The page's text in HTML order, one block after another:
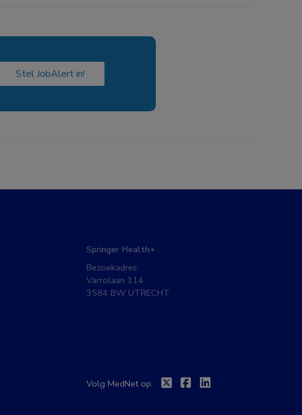
Stel JobAlert in!
Springer Health+
Bezoekadres:
Varrolaan 114
3584 BW UTRECHT
Volg MedNet op: TwitterFacebook
Linkedin